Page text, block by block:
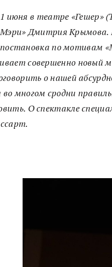
1 июня в театре «Гешер»
Мэри» Дмитрия Крымова.
постановка по мотивам
совершенно новый
о нашей
многом сродни
О спектакле